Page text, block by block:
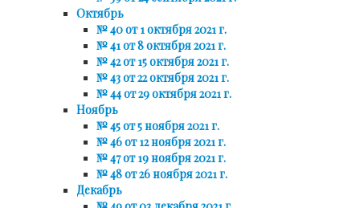
Октябрь
№ 40 от 1 октября 2021 г.
№ 41 от 8 октября 2021 г.
№ 42 от 15 октября 2021 г.
№ 43 от 22 октября 2021 г.
№ 44 от 29 октября 2021 г.
Ноябрь
№ 45 от 5 ноября 2021 г.
№ 46 от 12 ноября 2021 г.
№ 47 от 19 ноября 2021 г.
№ 48 от 26 ноября 2021 г.
Декабрь